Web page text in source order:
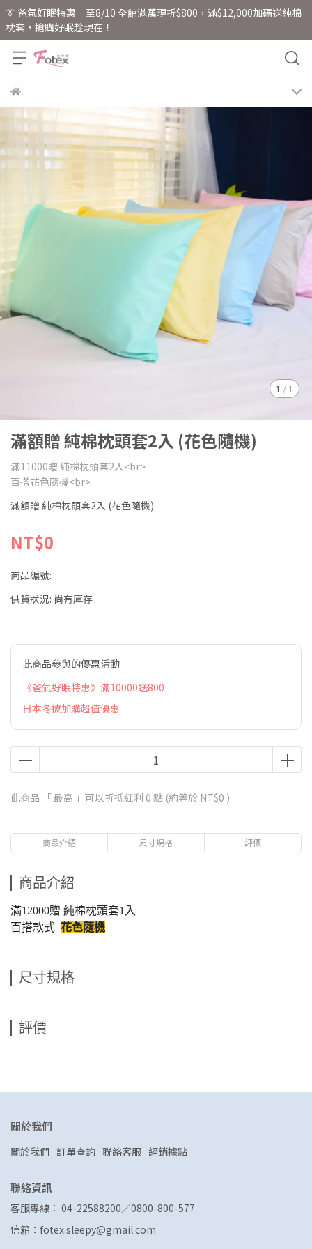
👔 爸氣好眠特惠｜至8/10 全館滿萬現折$800，滿$12,000加碼送純棉
枕套，搶購好眠趁現在！
1 / 1
滿額贈 純棉枕頭套2入 (花色隨機)
滿11000贈 純棉枕頭套2入<br>
百搭花色隨機<br>
滿額贈 純棉枕頭套2入 (花色隨機)
NT$0
商品編號:
供貨狀況: 尚有庫存
此商品參與的優惠活動
《爸氣好眠特惠》滿10000送800
日本冬被加購超值優惠
此商品 「 最高 」可以折抵紅利 0 點 (約等於 NT$0 )
商品介紹 尺寸規格 評價
商品介紹
滿12000贈 純棉枕頭套1入
百搭款式 花色隨機
尺寸規格
評價
關於我們
關於我們 訂單查詢 聯絡客服 經銷據點
聯絡資訊
客服專線： 04-22588200／0800-800-577
信箱：fotex.sleepy@gmail.com